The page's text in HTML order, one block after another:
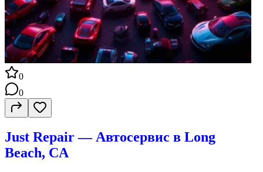
0
0
Just Repair — Автосервис в Long
Beach, CA